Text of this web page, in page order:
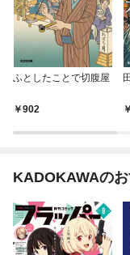
ふとしたことで切腹屋
902
KADOKAWAの